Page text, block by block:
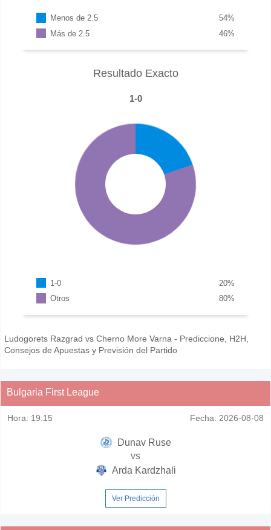
Menos de 2.5 %
54
Más de 2.5
%
46
Resultado Exacto
1-0
1-0 %
20
Otros
%
80
Ludogorets Razgrad vs Cherno More Varna - Prediccione, H2H,
Consejos de Apuestas y Previsión del Partido
Bulgaria First League
Hora: 19:15 Fecha: 2026-08-08
Dunav Ruse
vs
Arda Kardzhali
Ver Predicción